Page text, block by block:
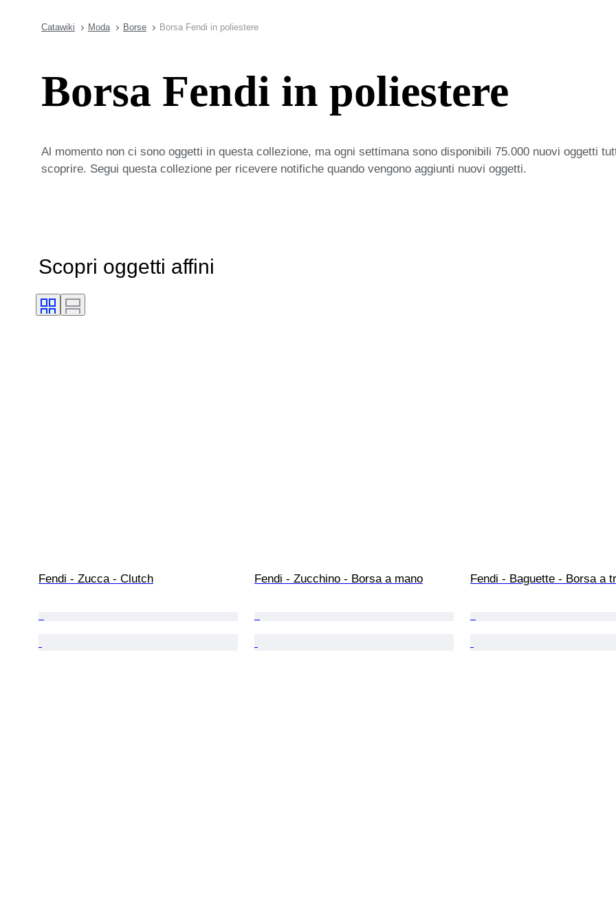
Catawiki Moda Borse Borsa Fendi in poliestere
Borsa Fendi in poliestere
Al momento non ci sono oggetti in questa collezione, ma ogni settimana sono disponibili 75.000 nuovi oggetti
scoprire. Segui questa collezione per ricevere notifiche quando vengono aggiunti nuovi oggetti.
Scopri oggetti affini
Fendi - Zucca - Clutch Fendi - Zucchino - Borsa a mano Fendi - Baguette - Borsa a